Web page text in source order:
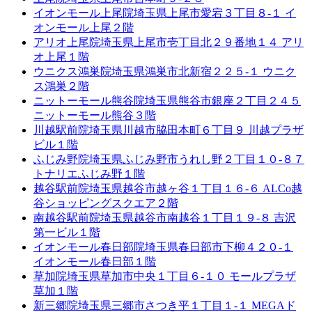
イオンモール上尾院埼玉県上尾市愛宕３丁目８-１ イ
オンモール上尾２階
アリオ上尾院埼玉県上尾市壱丁目北２９番地１４ アリ
オ上尾１階
ウニクス鴻巣院埼玉県鴻巣市北新宿２２５-１ ウニク
ス鴻巣２階
ニットーモール熊谷院埼玉県熊谷市銀座２丁目２４５
ニットーモール熊谷３階
川越駅前院埼玉県川越市脇田本町６丁目９ 川越プラザ
ビル１階
ふじみ野院埼玉県ふじみ野市うれし野２丁目１０-８７
トナリエふじみ野１階
越谷駅前院埼玉県越谷市越ヶ谷１丁目１６-６ ALCo越
谷ショッピングスクエア２階
南越谷駅前院埼玉県越谷市南越谷１丁目１９-８ 吉沢
第一ビル１階
イオンモール春日部院埼玉県春日部市下柳４２０-１
イオンモール春日部１階
草加院埼玉県草加市中央１丁目６-１０ モールプラザ
草加１階
新三郷院埼玉県三郷市さつき平１丁目１-１ MEGAド